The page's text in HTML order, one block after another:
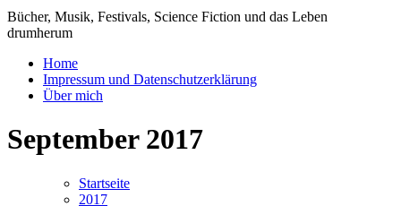
Bücher, Musik, Festivals, Science Fiction und das Leben
drumherum
Home
Impressum und Datenschutzerklärung
Über mich
September 2017
Startseite
2017